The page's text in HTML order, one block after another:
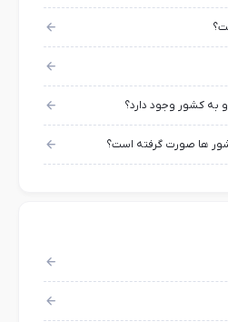
به کشور وجود دارد؟
ها صورت گرفته است؟